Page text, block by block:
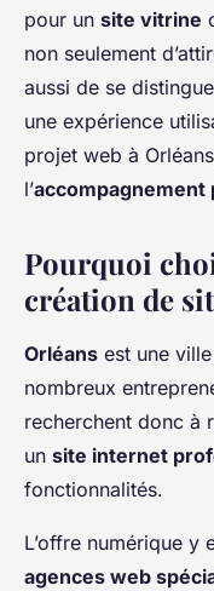
Roxane• 20 février
pour un site vitrine
non seulement
aussi de se
une expérience
projet web à
l’accompagnement
Pourquoi
création de
Orléans est une
nombreux
recherchent donc à
un site internet
fonctionnalités.
L’offre numérique y
agences web